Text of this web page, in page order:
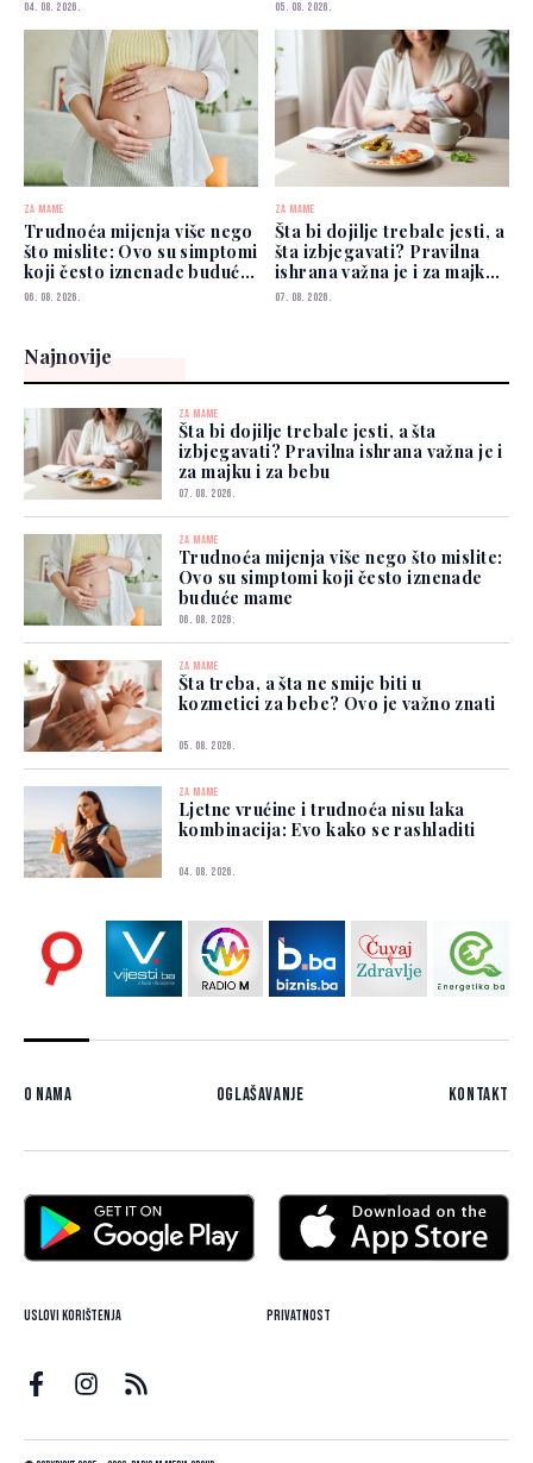
04. 08. 2026. 05. 08. 2026.
ZA MAME
Trudnoća mijenja više nego
što mislite: Ovo su simptomi
koji često iznenade buduće
mame
06. 08. 2026.
ZA MAME
Šta bi dojilje trebale jesti, a
šta izbjegavati? Pravilna
ishrana važna je i za majku i
za bebu
07. 08. 2026.
Najnovije
ZA MAME
Šta bi dojilje trebale jesti, a šta
izbjegavati? Pravilna ishrana važna je i
za majku i za bebu
07. 08. 2026.
ZA MAME
Trudnoća mijenja više nego što mislite:
Ovo su simptomi koji često iznenade
buduće mame
06. 08. 2026.
ZA MAME
Šta treba, a šta ne smije biti u
kozmetici za bebe? Ovo je važno znati
05. 08. 2026.
ZA MAME
Ljetne vrućine i trudnoća nisu laka
kombinacija: Evo kako se rashladiti
04. 08. 2026.
O nama Oglašavanje Kontakt
Uslovi korištenja Privatnost